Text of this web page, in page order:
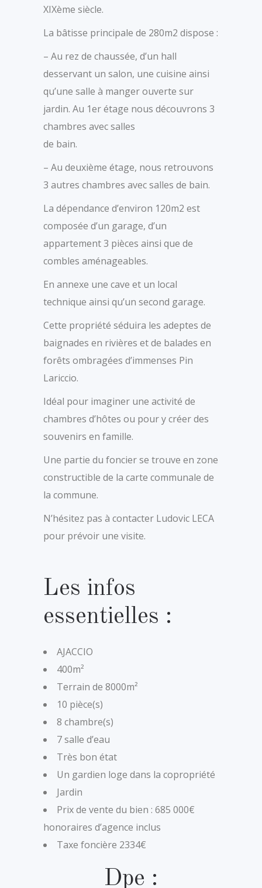
XIXème siècle.
La bâtisse principale de 280m2 dispose :
– Au rez de chaussée, d’un hall
desservant un salon, une cuisine ainsi
qu’une salle à manger ouverte sur
jardin. Au 1er étage nous découvrons 3
chambres avec salles
de bain.
– Au deuxième étage, nous retrouvons
3 autres chambres avec salles de bain.
La dépendance d’environ 120m2 est
composée d’un garage, d’un
appartement 3 pièces ainsi que de
combles aménageables.
En annexe une cave et un local
technique ainsi qu’un second garage.
Cette propriété séduira les adeptes de
baignades en rivières et de balades en
forêts ombragées d’immenses Pin
Lariccio.
Idéal pour imaginer une activité de
chambres d’hôtes ou pour y créer des
souvenirs en famille.
Une partie du foncier se trouve en zone
constructible de la carte communale de
la commune.
N’hésitez pas à contacter Ludovic LECA
pour prévoir une visite.
Les infos
essentielles :
AJACCIO
400m²
Terrain de 8000m²
10 pièce(s)
8 chambre(s)
7 salle d’eau
Très bon état
Un gardien loge dans la copropriété
Jardin
Prix de vente du bien : 685 000€
honoraires d’agence inclus
Taxe foncière 2334€
Dpe :